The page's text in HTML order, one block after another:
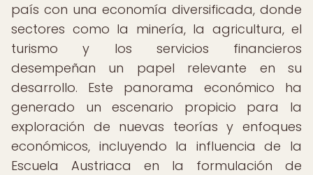
país con una economía diversificada, donde
sectores como la minería, la agricultura, el
turismo y los servicios financieros
desempeñan un papel relevante en su
desarrollo. Este panorama económico ha
generado un escenario propicio para la
exploración de nuevas teorías y enfoques
económicos, incluyendo la influencia de la
Escuela Austriaca en la formulación de